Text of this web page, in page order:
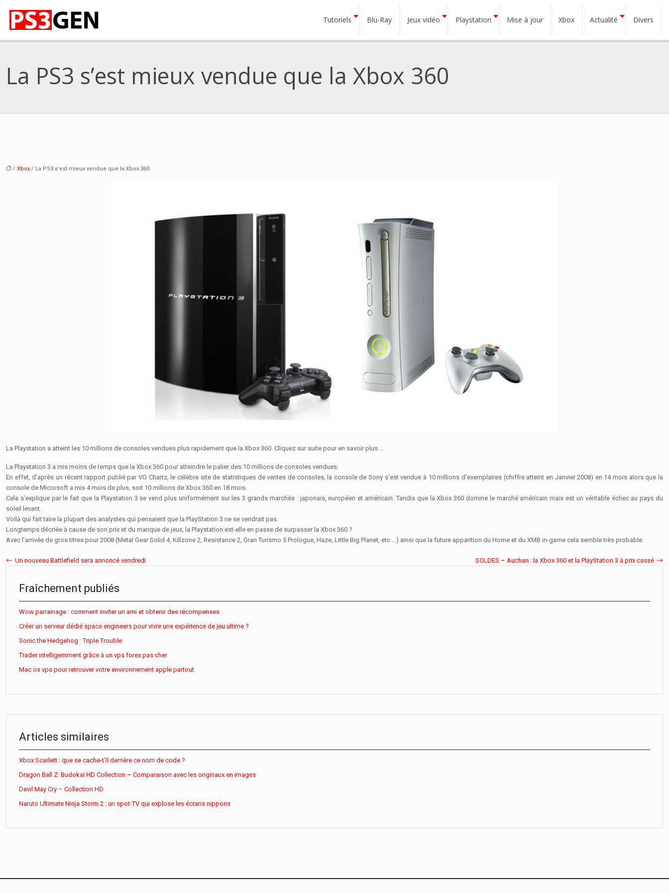
Tutoriels Blu-Ray Jeux vidéo Playstation Mise à jour Xbox Actualité Divers
La PS3 s’est mieux vendue que la Xbox 360
/ Xbox / La PS3 s’est mieux vendue que la Xbox 360
La Playstation a atteint les 10 millions de consoles vendues plus rapidement que la Xbox 360. Cliquez sur suite pour en savoir plus …
La Playstation 3 a mis moins de temps que la Xbox 360 pour atteindre le palier des 10 millions de consoles vendues.
En effet, d’après un récent rapport publié par VG Chartz, le célèbre site de statistiques de ventes de consoles, la console de Sony s’est vendue à 10 millions d’exemplaires (chiffre atteint en Janvier 2008) en 14 mois alors que la
console de Microsoft a mis 4 mois de plus, soit 10 millions de Xbox 360 en 18 mois.
Cela s’explique par le fait que la Playstation 3 se vend plus uniformément sur les 3 grands marchés : japonais, européen et américain. Tandis que la Xbox 360 domine le marché américain mais est un véritable échec au pays du
soleil levant.
Voilà qui fait taire la plupart des analystes qui pensaient que la PlayStation 3 ne se vendrait pas.
Longtemps décriée à cause de son prix et du manque de jeux, la Playstation est-elle en passe de surpasser la Xbox 360 ?
Avec l’arrivée de gros titres pour 2008 (Metal Gear Solid 4, Killzone 2, Resistance 2, Gran Turismo 5 Prologue, Haze, Little Big Planet, etc …) ainsi que la future apparition du Home et du XMB in-game cela semble très probable.
Un nouveau Battlefield sera annoncé vendredi SOLDES – Auchan : la Xbox 360 et la PlayStation 3 à prix cassé
Fraîchement publiés
Wow parrainage : comment inviter un ami et obtenir des récompenses
Créer un serveur dédié space engineers pour vivre une expérience de jeu ultime ?
Sonic the Hedgehog : Triple Trouble
Trader intelligemment grâce à un vps forex pas cher
Mac os vps pour retrouver votre environnement apple partout
Articles similaires
Xbox Scarlett : que se cache-t’il derrière ce nom de code ?
Dragon Ball Z: Budokai HD Collection – Comparaison avec les originaux en images
Devil May Cry – Collection HD
Naruto Ultimate Ninja Storm 2 : un spot-TV qui explose les écrans nippons